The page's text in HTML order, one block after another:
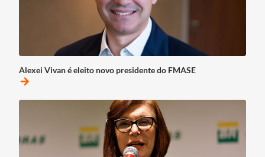
Alexei Vivan é eleito novo presidente do FMASE
arrow_forward